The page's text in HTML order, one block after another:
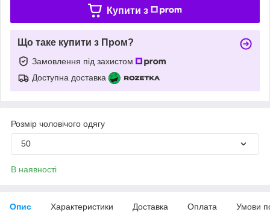
Купити з
Що таке купити з Пром?
Замовлення під захистом
Доступна доставка
Розмір чоловічого одягу
50
В наявності
Опис Характеристики Доставка Оплата Умови